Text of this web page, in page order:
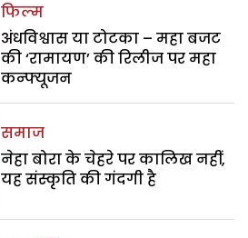
फिल्म
अंधविश्वास या टोटका – महा बजट
की ‘रामायण’ की रिलीज पर महा
कन्फ्यूजन
समाज
नेहा बोरा के चेहरे पर कालिख नहीं,
यह संस्कृति की गंदगी है